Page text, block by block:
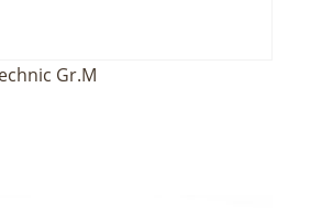
Gr.M